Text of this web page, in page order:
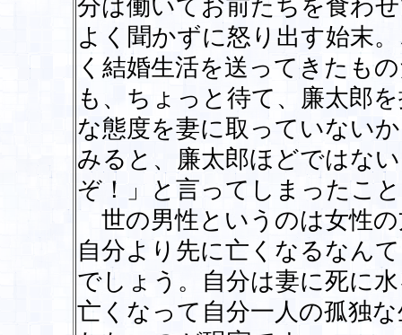
分は働いてお前たちを食わ
よく聞かずに怒り出す始末
く結婚生活を送ってきたも
も、ちょっと待て、廉太郎
な態度を妻に取っていない
みると、廉太郎ほどではな
ぞ！」と言ってしまったこ
世の男性というのは女性
自分より先に亡くなるなん
でしょう。自分は妻に死に
亡くなって自分一人の孤独